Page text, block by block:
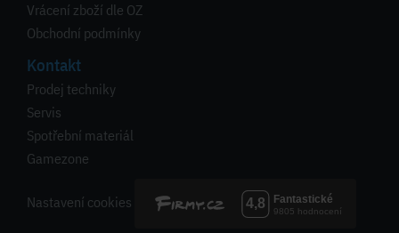
Vrácení zboží dle OZ
Obchodní podmínky
Kontakt
Prodej techniky
Servis
Spotřební materiál
Gamezone
Nastavení cookies